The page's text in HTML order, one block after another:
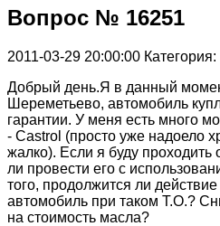
Вопрос № 16251
2011-03-29 20:00:00
Добрый день.Я в данный
Шереметьево, автомобиль
гарантии. У меня есть много
- Castrol (просто уже надоело
жалко). Если я буду
ли провести его с
того, продолжится ли
автомобиль при таком Т.О.?
на стоимость масла?